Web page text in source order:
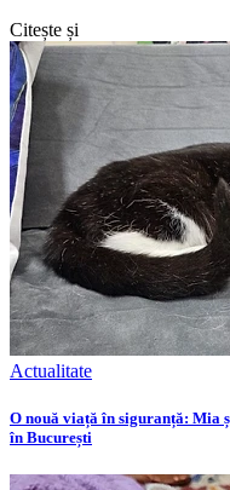
Citește și
Actualitate
O nouă viață în siguranță: Mia
în București